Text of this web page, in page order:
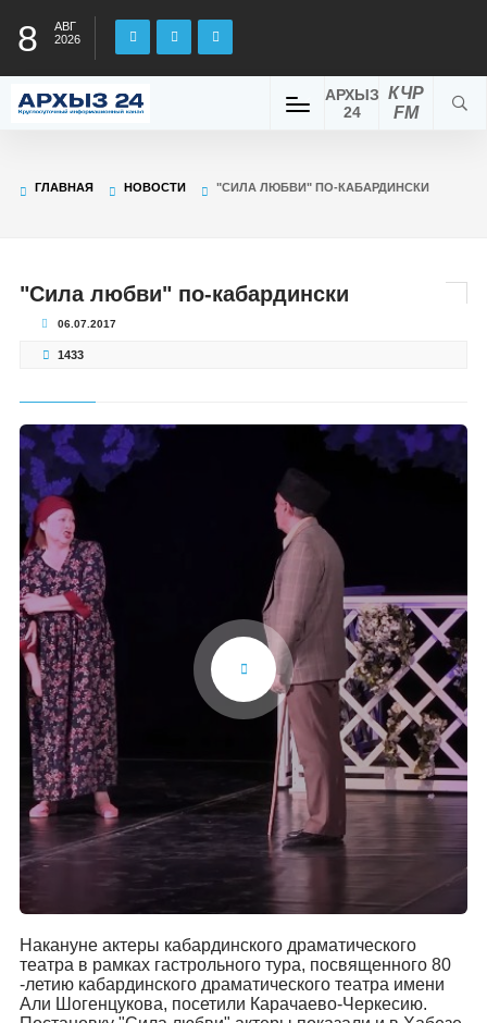
8
АВГ
2026
КЧР
FM
АРХЫЗ
24
ГЛАВНАЯ НОВОСТИ "СИЛА ЛЮБВИ" ПО-КАБАРДИНСКИ
"Сила любви" по-кабардински
06.07.2017
1433
Накануне актеры кабардинского драматического
театра в рамках гастрольного тура, посвященного 80
-летию кабардинского драматического театра имени
Али Шогенцукова, посетили Карачаево-Черкесию.